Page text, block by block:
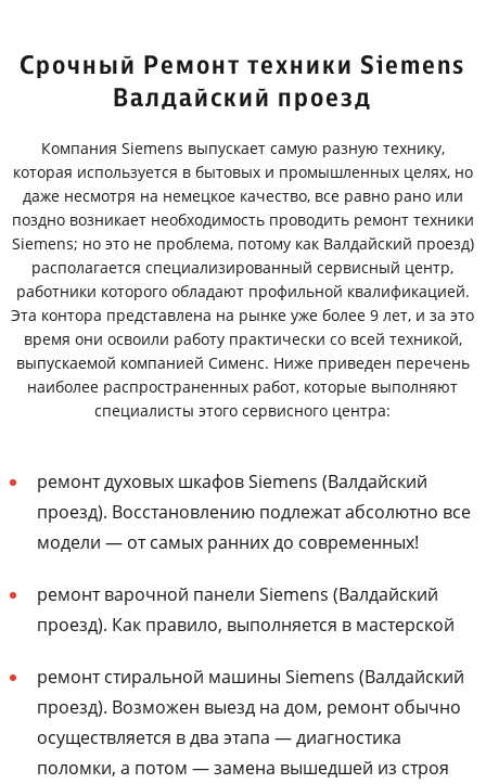
Срочный Ремонт техники Siemens
Валдайский проезд
Компания Siemens выпускает самую разную технику,
которая используется в бытовых и промышленных целях, но
даже несмотря на немецкое качество, все равно рано или
поздно возникает необходимость проводить ремонт техники
Siemens; но это не проблема, потому как Валдайский проезд)
располагается специализированный сервисный центр,
работники которого обладают профильной квалификацией.
Эта контора представлена на рынке уже более 9 лет, и за это
время они освоили работу практически со всей техникой,
выпускаемой компанией Сименс. Ниже приведен перечень
наиболее распространенных работ, которые выполняют
специалисты этого сервисного центра:
ремонт духовых шкафов Siemens (Валдайский
проезд). Восстановлению подлежат абсолютно все
модели — от самых ранних до современных!
ремонт варочной панели Siemens (Валдайский
проезд). Как правило, выполняется в мастерской
ремонт стиральной машины Siemens (Валдайский
проезд). Возможен выезд на дом, ремонт обычно
осуществляется в два этапа — диагностика
поломки, а потом — замена вышедшей из строя